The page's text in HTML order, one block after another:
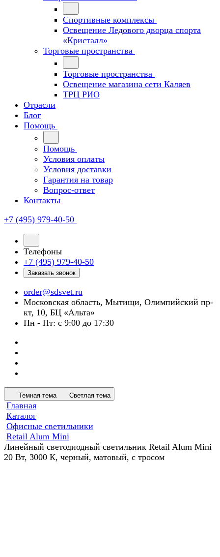
Спортивные комплексы
Освещение Ледового дворца спорта
«Кристалл»
Торговые пространства
Торговые пространства
Освещение магазина сети Каляев
ТРЦ РИО
Отрасли
Блог
Помощь
Помощь
Условия оплаты
Условия доставки
Гарантия на товар
Вопрос-ответ
Контакты
+7 (495) 979-40-50
Телефоны
+7 (495) 979-40-50
Заказать звонок
order@sdsvet.ru
Московская область, Мытищи, Олимпийский пр-
кт, 10, БЦ «Альта»
Пн - Пт: с 9:00 до 17:30
Темная тема Светлая тема
Главная
Каталог
Офисные светильники
Retail Alum Mini
Линейный светодиодный светильник Retail Alum Mini
20 Вт, 3000 К, черный, матовый, с тросом